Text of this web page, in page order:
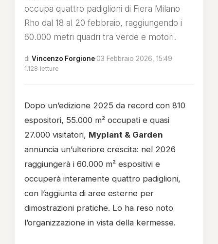
occupa quattro padiglioni di Fiera Milano
Rho dal 18 al 20 febbraio, raggiungendo i
60.000 metri quadri tra verde e motori.
di Vincenzo Forgione·03 Febbraio 2026, 15:49·
1.128 letture
Dopo un’edizione 2025 da record con 810
espositori, 55.000 m² occupati e quasi
27.000 visitatori, Myplant & Garden
annuncia un’ulteriore crescita: nel 2026
raggiungerà i 60.000 m² espositivi e
occuperà interamente quattro padiglioni,
con l’aggiunta di aree esterne per
dimostrazioni pratiche. Lo ha reso noto
l’organizzazione in vista della kermesse.